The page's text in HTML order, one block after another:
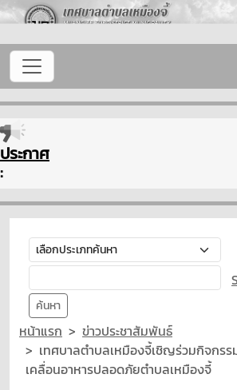
ประกาศ
:
ค้นหา
หน้าแรก
ข่าวประชาสัมพันธ์
เทศบาลตำบลเหมืองจี้เชิญร่วมกิจกร
เคลื่อนอาหารปลอดภัยตำบลเหมืองจี้